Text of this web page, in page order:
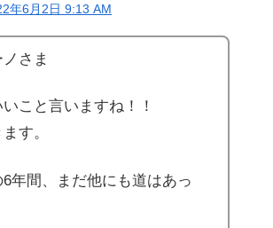
年6月2日 9:13 AM
さま
こと言いますね！！
す。
年間、まだ他にも道はあっ